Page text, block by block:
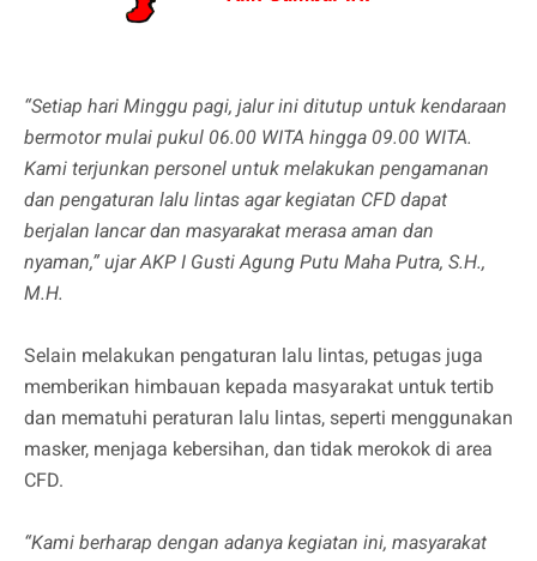
“Setiap hari Minggu pagi, jalur ini ditutup untuk kendaraan
bermotor mulai pukul 06.00 WITA hingga 09.00 WITA.
Kami terjunkan personel untuk melakukan pengamanan
dan pengaturan lalu lintas agar kegiatan CFD dapat
berjalan lancar dan masyarakat merasa aman dan
nyaman,” ujar AKP I Gusti Agung Putu Maha Putra, S.H.,
M.H.
Selain melakukan pengaturan lalu lintas, petugas juga
memberikan himbauan kepada masyarakat untuk tertib
dan mematuhi peraturan lalu lintas, seperti menggunakan
masker, menjaga kebersihan, dan tidak merokok di area
CFD.
“Kami berharap dengan adanya kegiatan ini, masyarakat